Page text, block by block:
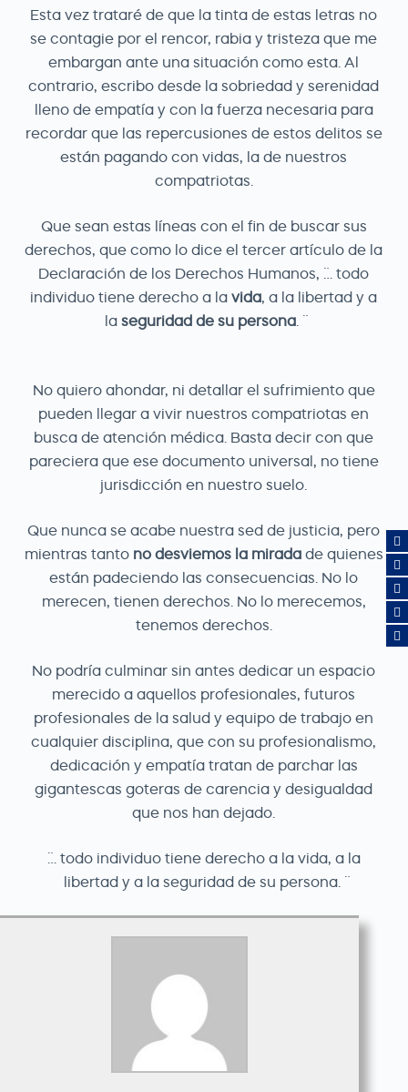
Esta vez trataré de que la tinta de estas letras no
se contagie por el rencor, rabia y tristeza que me
embargan ante una situación como esta. Al
contrario, escribo desde la sobriedad y serenidad
lleno de empatía y con la fuerza necesaria para
recordar que las repercusiones de estos delitos se
están pagando con vidas, la de nuestros
compatriotas.
Que sean estas líneas con el fin de buscar sus
derechos, que como lo dice el tercer artículo de la
Declaración de los Derechos Humanos, ¨… todo
individuo tiene derecho a lavida, a la libertad y a
laseguridad de su persona. ¨
No quiero ahondar, ni detallar el sufrimiento que
pueden llegar a vivir nuestros compatriotas en
busca de atención médica. Basta decir con que
pareciera que ese documento universal, no tiene
jurisdicción en nuestro suelo.
Que nunca se acabe nuestra sed de justicia, pero
mientras tanto no desviemos la miradade quienes
están padeciendo las consecuencias. No lo
merecen, tienen derechos. No lo merecemos,
tenemos derechos.
No podría culminar sin antes dedicar un espacio
merecido a aquellos profesionales, futuros
profesionales de la salud y equipo de trabajo en
cualquier disciplina, que con su profesionalismo,
dedicación y empatía tratan de parchar las
gigantescas goteras de carencia y desigualdad
que nos han dejado.
¨… todo individuo tiene derecho a la vida, a la
libertad y a la seguridad de su persona. ¨